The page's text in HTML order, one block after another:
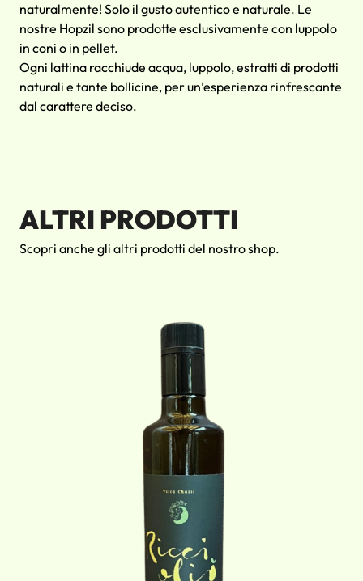
naturalmente! Solo il gusto autentico e naturale. Le
nostre Hopzil sono prodotte esclusivamente con luppolo
in coni o in pellet.
Ogni lattina racchiude acqua, luppolo, estratti di prodotti
naturali e tante bollicine, per un’esperienza rinfrescante
dal carattere deciso.
ALTRI PRODOTTI
Scopri anche gli altri prodotti del nostro shop.